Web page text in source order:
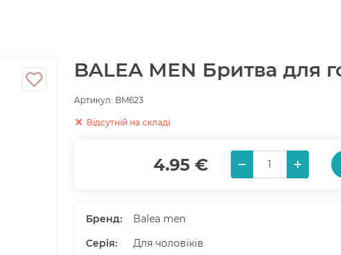
BALEA MEN Бритва для
Артикул: BM623
Відсутній на складі
4.95 €
Бренд:
Balea men
Серія:
Для чоловіків